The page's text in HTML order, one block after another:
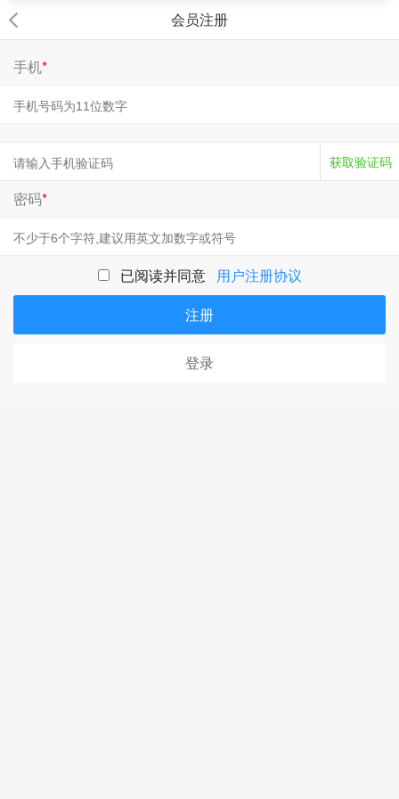
会员注册
手机*
获取验证码
密码*
已阅读并同意 用户注册协议
注册
登录